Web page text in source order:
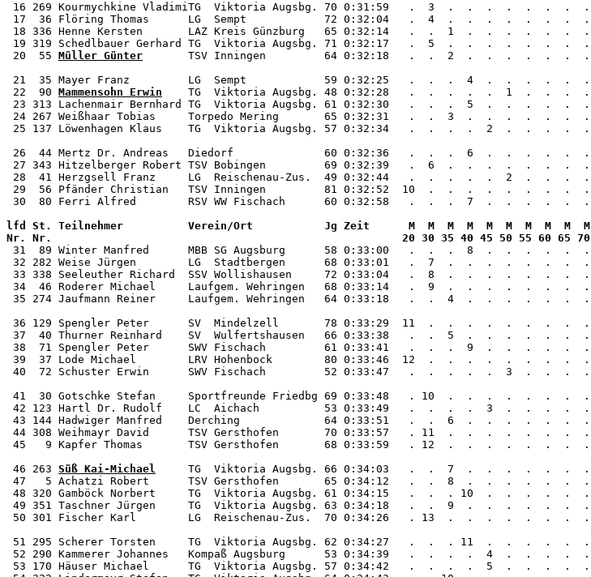
16 269 Kourmychkine VladimiTG  Viktoria Augsbg. 70 0:31:59   .  3  .  .  .  .  .  .  .  .
17  36 Flöring Thomas      LG  Sempt            72 0:32:04   .  4  .  .  .  .  .  .  .  .
18 336 Henne Kersten       LAZ Kreis Günzburg   65 0:32:14   .  .  1  .  .  .  .  .  .  .
19 319 Schedlbauer Gerhard TG  Viktoria Augsbg. 71 0:32:17   .  5  .  .  .  .  .  .  .  .
20  55 Müller Günter
       TSV Inningen         64 0:32:18   .  .  2  .  .  .  .  .  .  .
21  35 Mayer Franz         LG  Sempt            59 0:32:25   .  .  .  4  .  .  .  .  .  .
22  90 Mammensohn Erwin
    TG  Viktoria Augsbg. 48 0:32:28   .  .  .  .  .  1  .  .  .  .
23 313 Lachenmair Bernhard TG  Viktoria Augsbg. 61 0:32:30   .  .  .  5  .  .  .  .  .  .
24 267 Weißhaar Tobias     Torpedo Mering       65 0:32:31   .  .  3  .  .  .  .  .  .  .
25 137 Löwenhagen Klaus    TG  Viktoria Augsbg. 57 0:32:34   .  .  .  .  2  .  .  .  .  .
26  44 Mertz Dr. Andreas   Diedorf              60 0:32:36   .  .  .  6  .  .  .  .  .  .
27 343 Hitzelberger Robert TSV Bobingen         69 0:32:39   .  6  .  .  .  .  .  .  .  .
28  41 Herzgsell Franz     LG  Reischenau-Zus.  49 0:32:44   .  .  .  .  .  2  .  .  .  .
29  56 Pfänder Christian   TSV Inningen         81 0:32:52  10  .  .  .  .  .  .  .  .  .
lfd St. Teilnehmer          Verein/Ort           Jg Zeit      M  M  M  M  M  M  M  M  M  M
Nr. Nr.                                                      20 30 35 40 45 50 55 60 65 70
31  89 Winter Manfred      MBB SG Augsburg      58 0:33:00   .  .  .  8  .  .  .  .  .  .
32 282 Weise Jürgen        LG  Stadtbergen      68 0:33:01   .  7  .  .  .  .  .  .  .  .
33 338 Seeleuther Richard  SSV Wollishausen     72 0:33:04   .  8  .  .  .  .  .  .  .  .
34  46 Roderer Michael     Laufgem. Wehringen   68 0:33:14   .  9  .  .  .  .  .  .  .  .
35 274 Jaufmann Reiner     Laufgem. Wehringen   64 0:33:18   .  .  4  .  .  .  .  .  .  .
36 129 Spengler Peter      SV  Mindelzell       78 0:33:29  11  .  .  .  .  .  .  .  .  .
37  40 Thurner Reinhard    SV  Wulfertshausen   66 0:33:38   .  .  5  .  .  .  .  .  .  .
38  71 Spengler Peter      SWV Fischach         61 0:33:41   .  .  .  9  .  .  .  .  .  .
39  37 Lode Michael        LRV Hohenbock        80 0:33:46  12  .  .  .  .  .  .  .  .  .
40  72 Schuster Erwin      SWV Fischach         52 0:33:47   .  .  .  .  .  3  .  .  .  .
41  30 Gotschke Stefan     Sportfreunde Friedbg 69 0:33:48   . 10  .  .  .  .  .  .  .  .
42 123 Hartl Dr. Rudolf    LC  Aichach          53 0:33:49   .  .  .  .  3  .  .  .  .  .
43 144 Hadwiger Manfred    Derching             64 0:33:51   .  .  6  .  .  .  .  .  .  .
44 308 Weihmayr David      TSV Gersthofen       70 0:33:57   . 11  .  .  .  .  .  .  .  .
45   9 Kapfer Thomas       TSV Gersthofen       68 0:33:59   . 12  .  .  .  .  .  .  .  .
46 263 Süß Kai-Michael
     TG  Viktoria Augsbg. 66 0:34:03   .  .  7  .  .  .  .  .  .  .
47   5 Achatzi Robert      TSV Gersthofen       65 0:34:12   .  .  8  .  .  .  .  .  .  .
48 320 Gamböck Norbert     TG  Viktoria Augsbg. 61 0:34:15   .  .  . 10  .  .  .  .  .  .
49 351 Taschner Jürgen     TG  Viktoria Augsbg. 63 0:34:18   .  .  9  .  .  .  .  .  .  .
50 301 Fischer Karl        LG  Reischenau-Zus.  70 0:34:26   . 13  .  .  .  .  .  .  .  .
51 295 Scherer Torsten     TG  Viktoria Augsbg. 62 0:34:27   .  .  . 11  .  .  .  .  .  .
52 290 Kammerer Johannes   Kompaß Augsburg      53 0:34:39   .  .  .  .  4  .  .  .  .  .
53 170 Häuser Michael      TG  Viktoria Augsbg. 57 0:34:42   .  .  .  .  5  .  .  .  .  .